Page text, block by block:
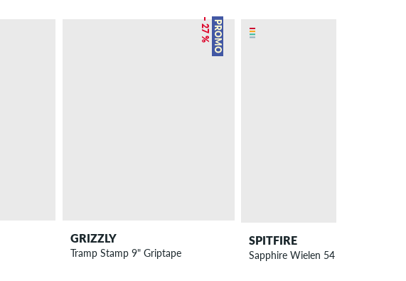
PROMO
– 27 %
GRIZZLY
Tramp Stamp 9" Griptape
SPITFIRE
Sapphire Wielen 54 mm 90A 4